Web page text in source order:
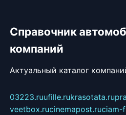
Справочник
компаний
Актуальный каталог
03223.ruufille.rukrasotata.ru
veetbox.rucinemapost.ruciam-